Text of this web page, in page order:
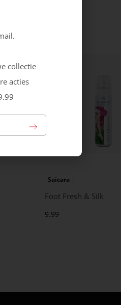
Saicara
Foot Fresh & Silk
9.99
collectie
acties